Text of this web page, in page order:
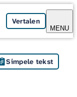
Vertalen
MENU
Simpele tekst